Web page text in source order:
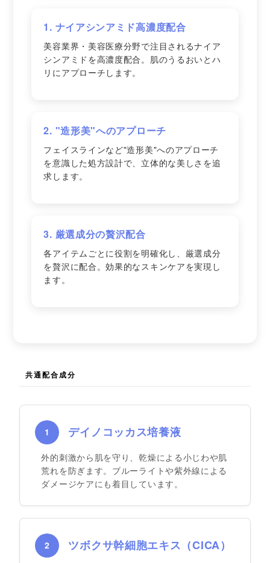
1. ナイアシンアミド高濃度配合
美容業界・美容医療分野で注目されるナイア
シンアミドを高濃度配合。肌のうるおいとハ
リにアプローチします。
2. "造形美"へのアプローチ
フェイスラインなど"造形美"へのアプローチ
を意識した処方設計で、立体的な美しさを追
求します。
3. 厳選成分の贅沢配合
各アイテムごとに役割を明確化し、厳選成分
を贅沢に配合。効果的なスキンケアを実現し
ます。
共通配合成分
1 デイノコッカス培養液
外的刺激から肌を守り、乾燥による小じわや肌
荒れを防ぎます。ブルーライトや紫外線による
ダメージケアにも着目しています。
2 ツボクサ幹細胞エキス（CICA）